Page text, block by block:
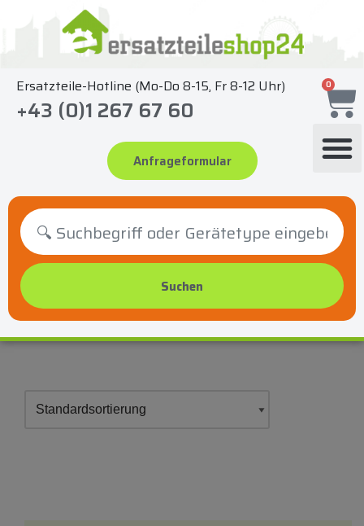
springen
Ersatzteile-Hotline (Mo-Do 8-15, Fr 8-12 Uhr)
+43 (0)1 267 67 60
Anfrageformular
0